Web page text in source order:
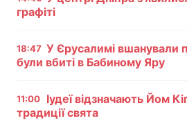
графіті
18:47 У Єрусалимі вшанували
були вбиті в Бабиному Яру
11:00
Іудеї відзначають Йом
традиції свята